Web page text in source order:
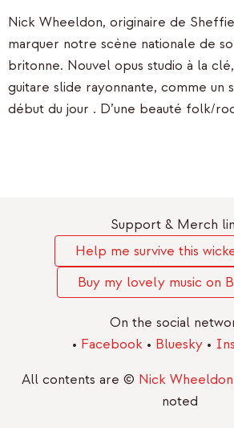
Nick Wheeldon, originaire de
marquer notre scène nationale de
britonne. Nouvel opus studio à la
guitare slide rayonnante, comme un
début du jour . D’une beauté folk/
Support & Merch
Help me survive this
Buy my lovely music on
On the social
• Facebook • Bluesky •
All contents are © Nick Wheeldon
noted